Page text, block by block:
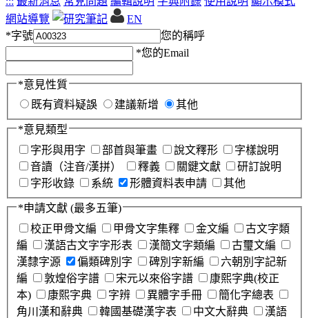
網站導覽
EN
*字號
您的稱呼
*您的Email
*意見性質
既有資料疑誤
建議新增 其他
*意見類型
字形與用字
部首與筆畫 說文釋形
字樣說明
音讀（注音/漢拼）
釋義 關鍵文獻
研訂說明
字形收錄
系統 形體資料表申請 其他
*申請文獻 (最多五筆)
校正甲骨文編
甲骨文字集釋 金文編
古文字類
編
漢語古文字字形表 漢簡文字類編
古璽文編
漢隸字源
偏類碑別字 碑別字新編
六朝別字記新
編
敦煌俗字譜 宋元以來俗字譜
康熙字典(校正
本)
康熙字典 字辨 異體字手冊
簡化字總表
角川漢和辭典
韓國基礎漢字表 中文大辭典
漢語